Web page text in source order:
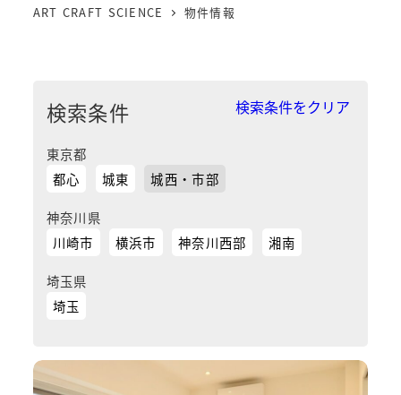
ART CRAFT SCIENCE 物件情報
検索条件 検索条件をクリア
東京都
都心
城東 城西・市部
神奈川県
川崎市
横浜市 神奈川西部 湘南
埼玉県
埼玉